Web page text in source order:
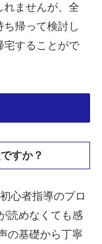
れませんが、全
ち帰って検討し
宅することがで
すか？
心者指導のプロ
読めなくても感
の基礎から丁寧